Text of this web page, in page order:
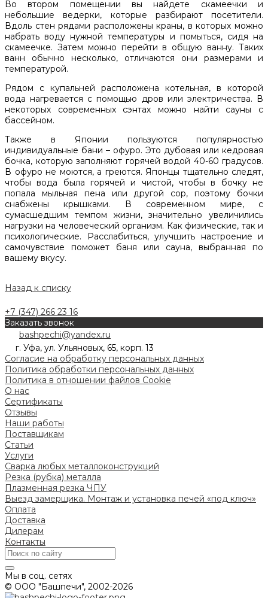
Во втором помещении вы найдете скамеечки и
небольшие ведерки, которые разбирают посетители.
Вдоль стен рядами расположены краны, в которых можно
набрать воду нужной температуры и помыться, сидя на
скамеечке. Затем можно перейти в общую ванну. Таких
ванн обычно несколько, отличаются они размерами и
температурой.
Рядом с купальней расположена котельная, в которой
вода нагревается с помощью дров или электричества. В
некоторых современных сэнтах можно найти сауны с
бассейном.
Также в Японии пользуются популярностью
индивидуальные бани – офуро. Это дубовая или кедровая
бочка, которую заполняют горячей водой 40-60 градусов.
В офуро не моются, а греются. Японцы тщательно следят,
чтобы вода была горячей и чистой, чтобы в бочку не
попала мыльная пена или другой сор, поэтому бочки
снабжены крышками. В современном мире, с
сумасшедшим темпом жизни, значительно увеличились
нагрузки на человеческий организм. Как физические, так и
психологические. Расслабиться, улучшить настроение и
самочувствие поможет баня или сауна, выбранная по
вашему вкусу.
Назад к списку
+7 (347) 266 23 16
Заказать звонок
bashpechi@yandex.ru
г. Уфа, ул. Ульяновых, 65, корп. 13
Согласие на обработку персональных данных
Политика обработки персональных данных
Политика в отношении файлов Cookie
О нас
Сертификаты
Отзывы
Наши работы
Поставщикам
Статьи
Услуги
Сварка любых металлоконструкций
Резка (рубка) металла
Плазменная резка ЧПУ
Выезд замерщика. Монтаж и установка печей «под ключ»
Оплата
Доставка
Дилерам
Контакты
Мы в соц. сетях
© ООО "Башпечи", 2002-2026